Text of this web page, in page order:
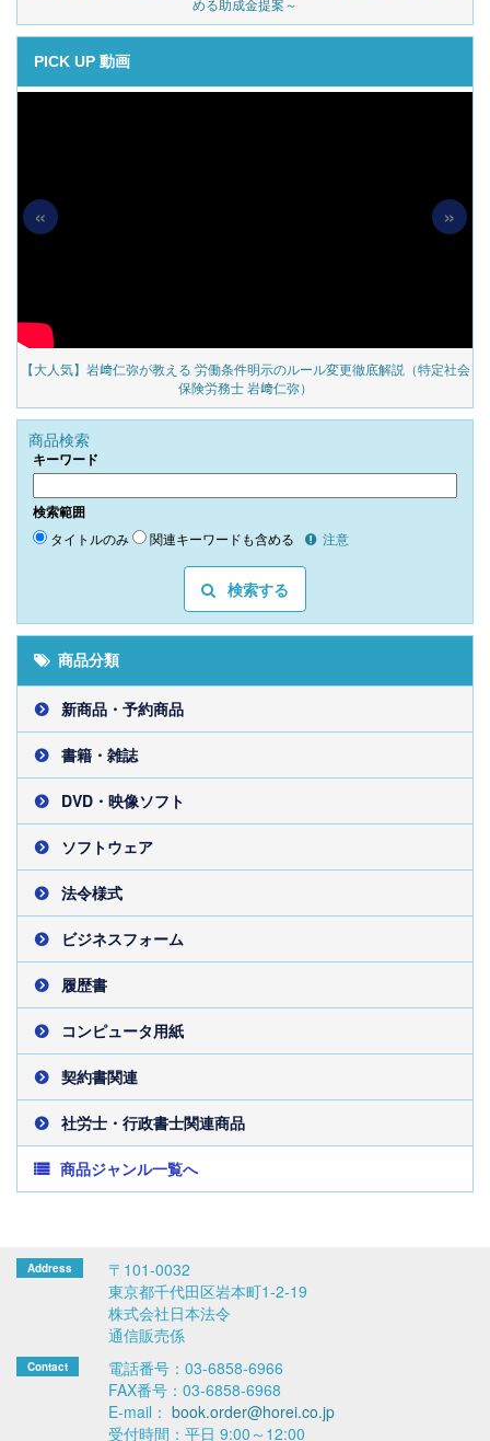
める助成金提案～
PICK UP 動画
【大人気】岩﨑仁弥が教える 労働条件明示のルール変更徹底解説（特定社会
保険労務士 岩﨑仁弥）
« »
商品検索
キーワード
検索範囲
タイトルのみ 関連キーワードも含める 注意
検索する
商品分類
新商品・予約商品
書籍・雑誌
DVD・映像ソフト
ソフトウェア
法令様式
ビジネスフォーム
履歴書
コンピュータ用紙
契約書関連
社労士・行政書士関連商品
商品ジャンル一覧へ
〒101-0032
東京都千代田区岩本町1-2-19
株式会社日本法令
通信販売係
電話番号：03-6858-6966
FAX番号：03-6858-6968
E-mail： book.order@horei.co.jp
受付時間：平日 9:00～12:00